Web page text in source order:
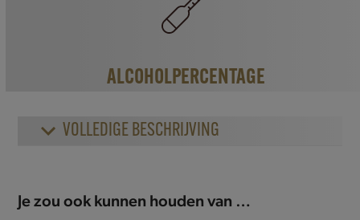
ALCOHOLPERCENTAGE
VOLLEDIGE BESCHRIJVING
Je zou ook kunnen houden van …